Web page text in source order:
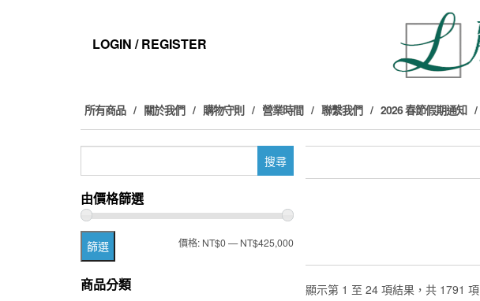
LOGIN / REGISTER
所有商品 關於我們 購物守則 營業時間 聯繫我們 2026 春節假期通知
鍵
字:
由價格篩選
最最
篩選 價格: NT$0—NT$425,000
商品分類 顯示第 1 至 24 項結果，共 1791 項